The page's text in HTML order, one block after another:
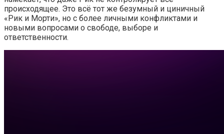
происходящее. Это всё тот же безумный и циничный
«Рик и Морти», но с более личными конфликтами и
новыми вопросами о свободе, выборе и
ответственности.